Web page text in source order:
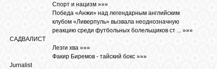
Спорт и нацизм »»»
Победа «Анжи» над легендарным английским
клубом «Ливерпуль» вызвала неоднозначную
реакцию среди футбольных болельщиков ст ... »»»
САДВАЛИСТ
Лезги хва »»»
Факир Биремов - тайский бокс »»»
Jurnalist